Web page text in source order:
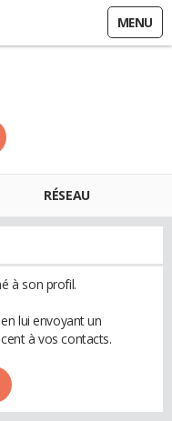
MENU
RÉSEAU
à son profil.
lui envoyant un
à vos contacts.